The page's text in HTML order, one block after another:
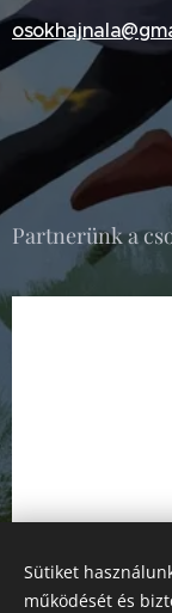
Partnerünk a
Sütiket
működését és